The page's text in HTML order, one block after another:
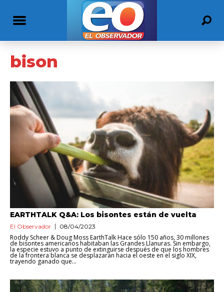
bison
EARTHTALK Q&A: Los bisontes están de vuelta
El Observador 08/04/2023
Roddy Scheer & Doug Moss EarthTalk Hace sólo 150 años, 30 millones
de bisontes americanos habitaban las Grandes Llanuras. Sin embargo,
la especie estuvo a punto de extinguirse después de que los hombres
de la frontera blanca se desplazaran hacia el oeste en el siglo XIX,
trayendo ganado que...